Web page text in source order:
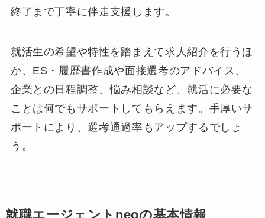
終了まで丁寧に伴走支援します。
就活生の希望や特性を踏まえて求人紹介を行うほ
か、ES・履歴書作成や面接選考のアドバイス、
企業との日程調整、悩み相談など、就活に必要な
ことは何でもサポートしてもらえます。手厚いサ
ポートにより、選考通過率もアップするでしょ
う。
就職エージェントneoの基本情報